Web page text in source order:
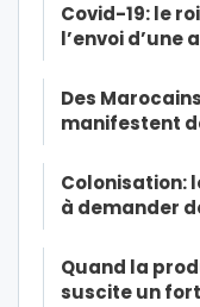
Covid-19: le
l’envoi d’une
Des
manifestent
Colonisation:
à demander
Quand la
suscite un